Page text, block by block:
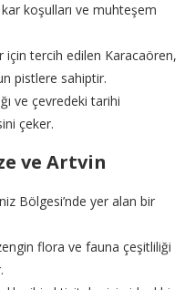
koşulları ve muhteşem
için tercih edilen Karacaören,
pistlere sahiptir.
ve çevredeki tarihi
çeker.
ve Artvin
Bölgesi’nde yer alan bir
flora ve fauna çeşitliliği